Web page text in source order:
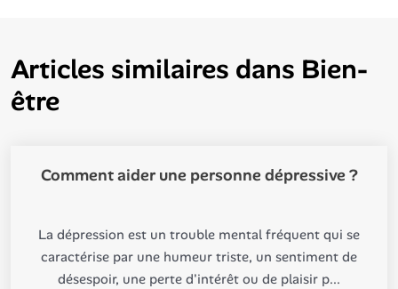
Articles similaires dans Bien-
être
Comment aider une personne dépressive ?
La dépression est un trouble mental fréquent qui se
caractérise par une humeur triste, un sentiment de
désespoir, une perte d'intérêt ou de plaisir p...